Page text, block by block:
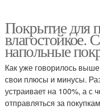
Покрытие для
влагостойкое.
напольные
Как уже говорилось
свои плюсы и минусы.
устраивает на 100%, а
отправляться за